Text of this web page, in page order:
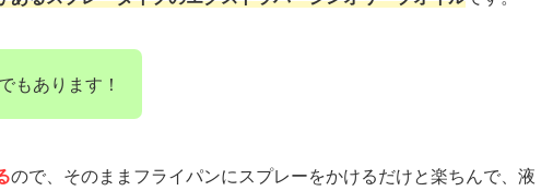
もあります！
ので、そのままフライパンにスプレーをかけるだけと楽ちんで、液